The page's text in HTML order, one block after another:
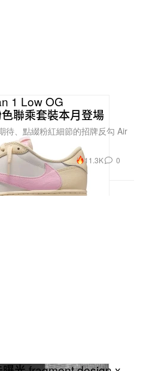
1 Low OG
聯乘套裝本月登場
待、點綴粉紅細節的招牌反勾 Air
11.3K 0